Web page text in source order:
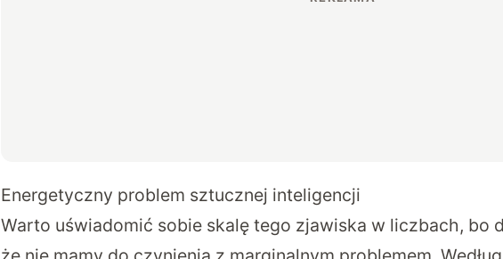
Energetyczny problem sztucznej inteligencji
Warto uświadomić sobie skalę tego zjawiska w liczbach, bo